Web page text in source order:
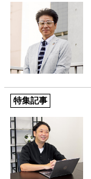
特集記事